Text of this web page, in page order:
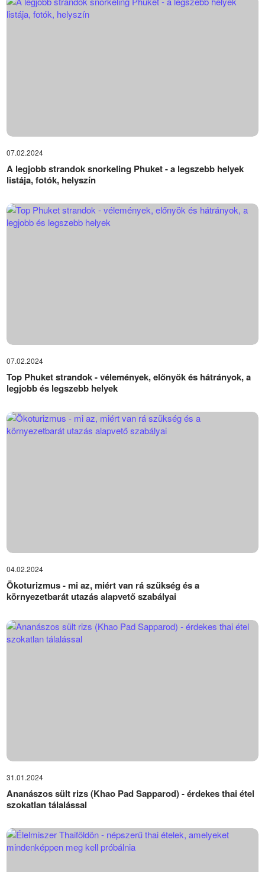
07.02.2024
A legjobb strandok snorkeling Phuket - a legszebb helyek
listája, fotók, helyszín
07.02.2024
Top Phuket strandok - vélemények, előnyök és hátrányok, a
legjobb és legszebb helyek
04.02.2024
Ökoturizmus - mi az, miért van rá szükség és a
környezetbarát utazás alapvető szabályai
31.01.2024
Ananászos sült rizs (Khao Pad Sapparod) - érdekes thai étel
szokatlan tálalással